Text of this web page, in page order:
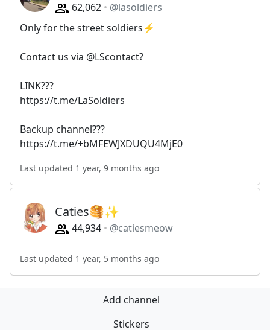
62,062
@lasoldiers
Only for the street soldiers⚡️
Contact us via @LScontact?
LINK???
https://t.me/LaSoldiers
Backup channel???
https://t.me/+bMFEWJXDUQU4MjE0
Last updated 1 year, 9 months ago
Caties🥞✨
44,934 @catiesmeow
Last updated 1 year, 5 months ago
Add channel
Stickers